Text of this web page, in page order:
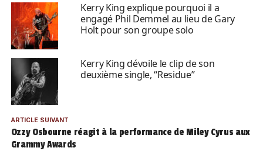
Kerry King explique pourquoi il a
engagé Phil Demmel au lieu de Gary
Holt pour son groupe solo
Kerry King dévoile le clip de son
deuxième single, “Residue”
ARTICLE SUIVANT
Ozzy Osbourne réagit à la performance de Miley Cyrus aux
Grammy Awards